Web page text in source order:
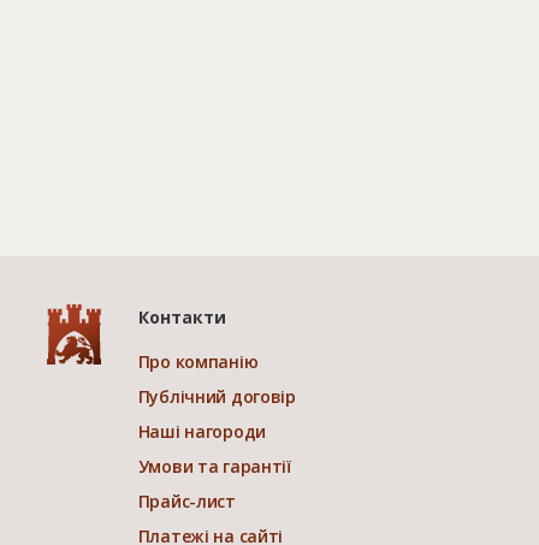
Контакти
Про компанію
Публічний договір
Наші нагороди
Умови та гарантії
Прайс-лист
Платежі на сайті